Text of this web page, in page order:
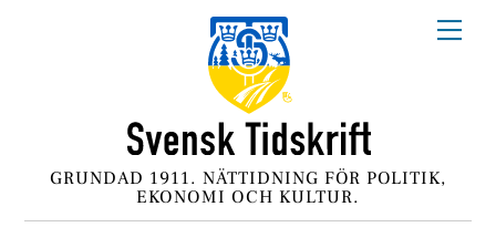
GRUNDAD 1911. NÄTTIDNING FÖR POLITIK,
EKONOMI OCH KULTUR.